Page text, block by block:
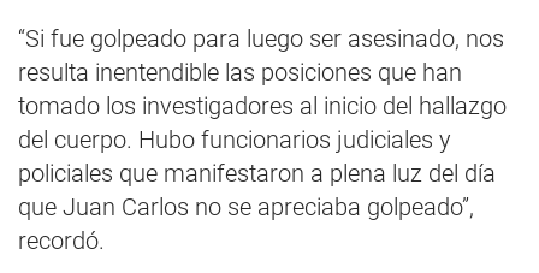
“Si fue golpeado para luego ser asesinado, nos
resulta inentendible las posiciones que han
tomado los investigadores al inicio del hallazgo
del cuerpo. Hubo funcionarios judiciales y
policiales que manifestaron a plena luz del día
que Juan Carlos no se apreciaba golpeado”,
recordó.